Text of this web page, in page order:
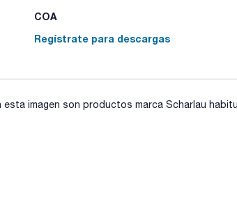
COA
Regístrate para descargas
imagen son productos marca Scharlau